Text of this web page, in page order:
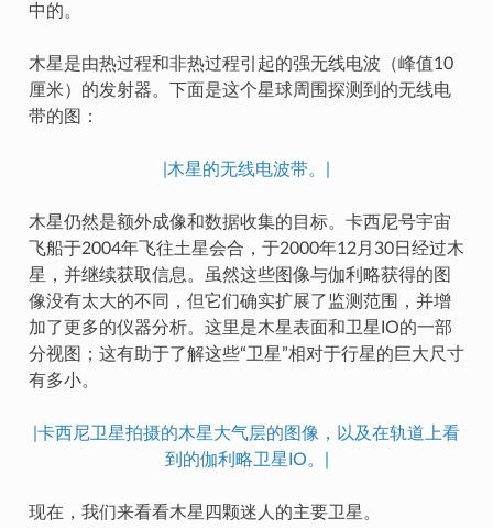
中的。
木星是由热过程和非热过程引起的强无线电波（峰值10
厘米）的发射器。下面是这个星球周围探测到的无线电
带的图：
|木星的无线电波带。|
木星仍然是额外成像和数据收集的目标。卡西尼号宇宙
飞船于2004年飞往土星会合，于2000年12月30日经过木
星，并继续获取信息。虽然这些图像与伽利略获得的图
像没有太大的不同，但它们确实扩展了监测范围，并增
加了更多的仪器分析。这里是木星表面和卫星IO的一部
分视图；这有助于了解这些“卫星”相对于行星的巨大尺寸
有多小。
|卡西尼卫星拍摄的木星大气层的图像，以及在轨道上看
到的伽利略卫星IO。|
现在，我们来看看木星四颗迷人的主要卫星。